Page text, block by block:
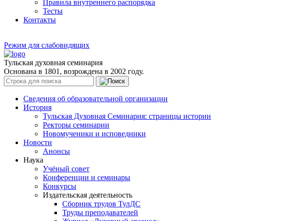
Правила внутреннего распорядка
Тесты
Контакты
Режим для слабовидящих
Тульская духовная семинария
Основана в 1801, возрождена в 2002 году.
Сведения об образовательной организации
История
Тульская Духовная Семинария: страницы истории
Ректоры семинарии
Новомученики и исповедники
Новости
Анонсы
Наука
Учёный совет
Конференции и семинары
Конкурсы
Издательская деятельность
Сборник трудов ТулДС
Труды преподавателей